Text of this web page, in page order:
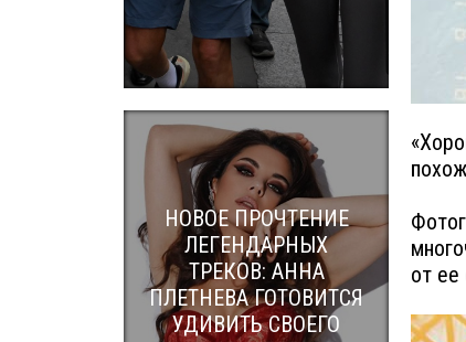
от ее
НОВОЕ ПРОЧТЕНИЕ
ЛЕГЕНДАРНЫХ
ТРЕКОВ: АННА
ПЛЕТНЕВА ГОТОВИТСЯ
УДИВИТЬ СВОЕГО